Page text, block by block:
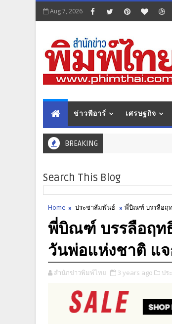
Aug 7, 2026
ข่าวพีอาร์ เศรษฐกิจ
BREAKING
Search This Blog
Home ประชาสัมพันธ์ พี่บิณฑ์ บรรลือฤ
พี่บิณฑ์ บรรลือฤท
วันพ่อแห่งชาติ แ
สำนักข่าวพิมพ์ไทย 3 years ago ปร